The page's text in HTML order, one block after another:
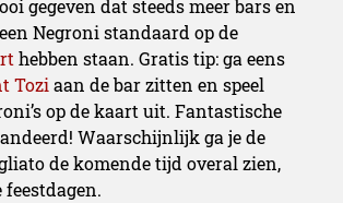
gegeven dat steeds meer bars en
Negroni standaard op de
hebben staan. Gratis tip: ga eens
Toziaan de bar zitten en speel
op de kaart uit. Fantastische
Waarschijnlijk ga je de
de komende tijd overal zien,
feestdagen.